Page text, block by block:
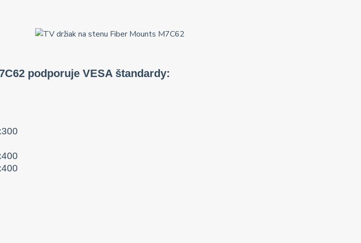
podporuje VESA štandardy: